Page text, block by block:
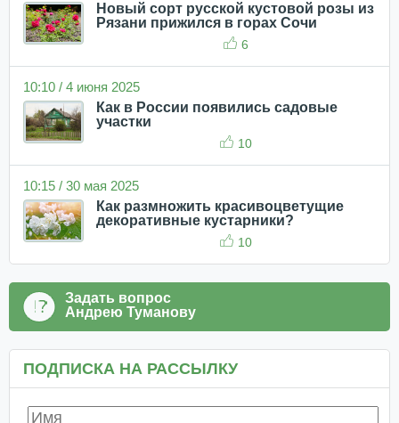
Новый сорт русской кустовой розы из
Рязани прижился в горах Сочи
6
10:10 / 4 июня 2025
Как в России появились садовые
участки
10
10:15 / 30 мая 2025
Как размножить красивоцветущие
декоративные кустарники?
10
Задать вопрос
Андрею Туманову
ПОДПИСКА НА РАССЫЛКУ